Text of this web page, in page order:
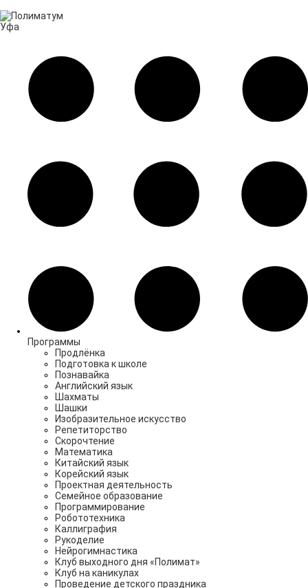
Программы
Продлёнка
Подготовка к школе
Познавайка
Английский язык
Шахматы
Шашки
Изобразительное искусство
Репетиторство
Скорочтение
Математика
Китайский язык
Корейский язык
Проектная деятельность
Семейное образование
Программирование
Робототехника
Каллиграфия
Рукоделие
Нейрогимнастика
Клуб выходного дня «Полимат»
Клуб на каникулах
Проведение детского праздника